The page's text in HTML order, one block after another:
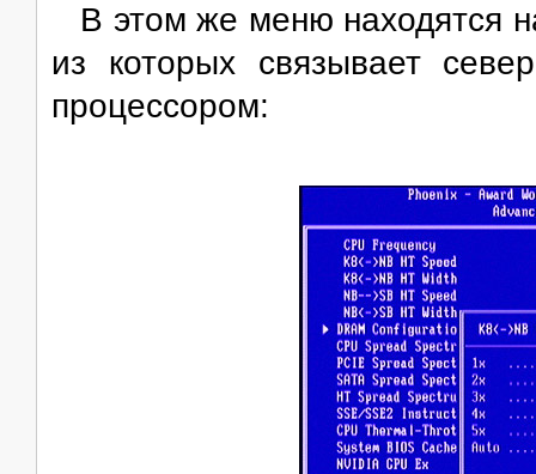
В этом же меню находятся
из которых связывает
процессором: